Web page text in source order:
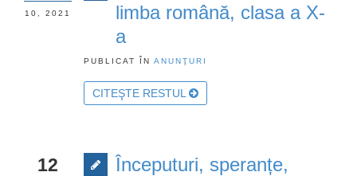
limba română, clasa a X-
a
PUBLICAT ÎN ANUNŢURI
CITEŞTE RESTUL
10, 2021
Începuturi, speranțe,
12